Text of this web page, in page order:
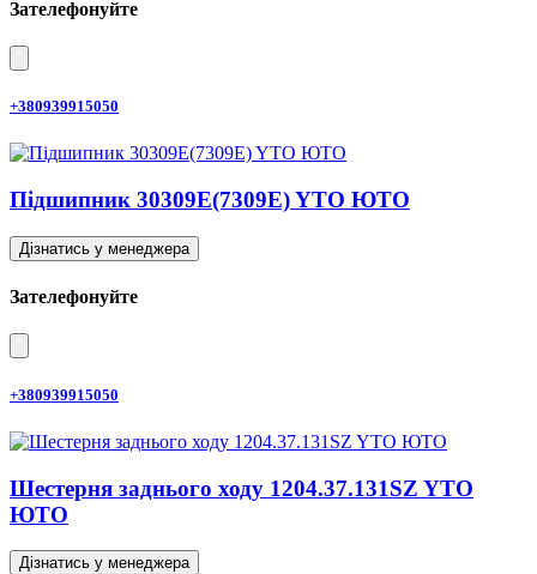
Зателефонуйте
+380939915050
Підшипник 30309E(7309E) YTO ЮТО
Дізнатись у менеджера
Зателефонуйте
+380939915050
Шестерня заднього ходу 1204.37.131SZ YTO
ЮТО
Дізнатись у менеджера